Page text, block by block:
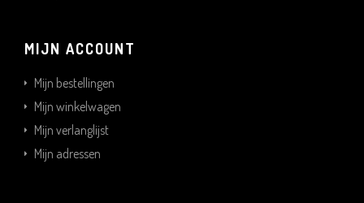
MIJN ACCOUNT
Mijn bestellingen
Mijn winkelwagen
Mijn verlanglijst
Mijn adressen